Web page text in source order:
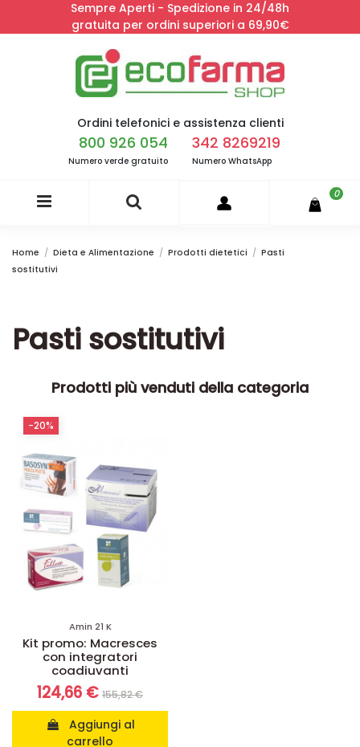
Sempre Aperti - Spedizione in 24/48h
gratuita per ordini superiori a 69,90€
Ordini telefonici e assistenza clienti
800 926 054
Numero verde gratuito
342 8269219
Numero WhatsApp
0
Home Dieta e Alimentazione Prodotti dietetici
Pasti
sostitutivi
Pasti sostitutivi
Prodotti più venduti della categoria
Amin 21 K
Kit promo: Macresces
con integratori
coadiuvanti
124,66 € 155,82 €
carrello
-20%